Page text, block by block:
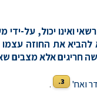
ואינו יכול, על-
את החוזה עצמו
חריגים אלא מצבים
ואח' 3.
.